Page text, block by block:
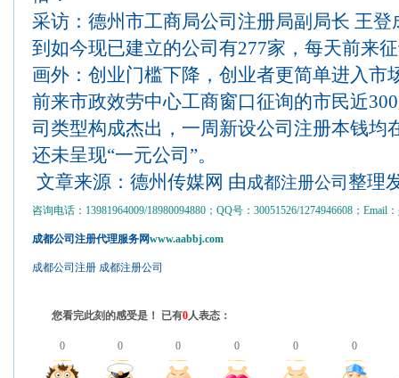
采访：德州市工商局公司注册局副局长 王登
到如今现已建立的公司有277家，每天前来
画外：创业门槛下降，创业者更简单进入市
前来市政效劳中心工商窗口征询的市民近
司类型构成杰出，一周新设公司注册本钱均
还未呈现“一元公司”。
文章来源：德州传媒网 由成都注册公司整理
咨询电话：13981964009/18980094880；QQ号：30051526/1274946608；Email
成都公司注册代理服务网www.aabbj.com
成都公司注册 成都注册公司
您看完此刻的感受是！ 已有0人表态：
0 0 0 0 0 0